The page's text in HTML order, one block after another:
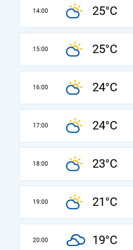
14:00 25°C
15:00 25°C
16:00 24°C
17:00 24°C
18:00 23°C
19:00 21°C
20:00 19°C